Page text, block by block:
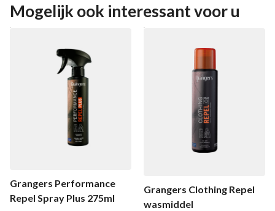
Mogelijk ook interessant voor u
Grangers Performance
Repel Spray Plus 275ml
Grangers Clothing Repel
wasmiddel